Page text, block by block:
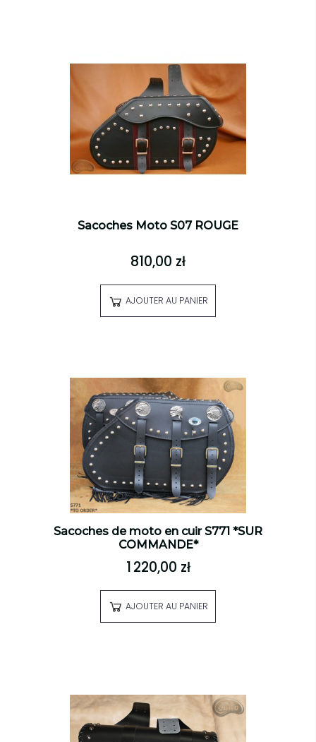
Sacoches Moto S07 ROUGE
810,00 zł
AJOUTER AU PANIER
Sacoches de moto en cuir S771 *SUR
COMMANDE*
1 220,00 zł
AJOUTER AU PANIER